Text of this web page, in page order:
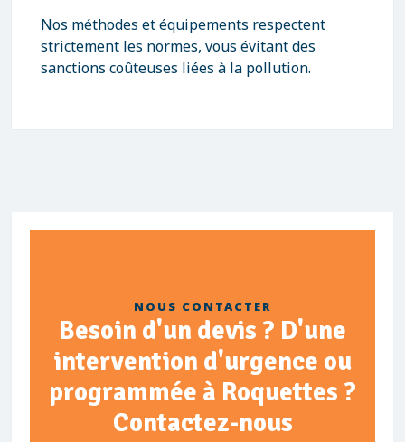
Nos méthodes et équipements respectent
strictement les normes, vous évitant des
sanctions coûteuses liées à la pollution.
NOUS CONTACTER
Besoin d'un devis ? D'une
intervention d'urgence ou
programmée à Roquettes ?
Contactez-nous